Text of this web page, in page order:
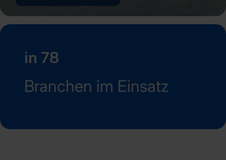
in 78
Branchen im Einsatz